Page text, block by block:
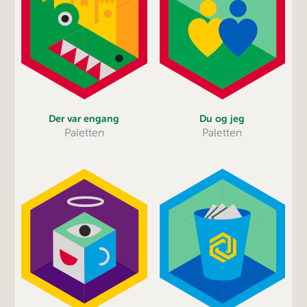
Der var engang
Paletten
Du og jeg
Paletten